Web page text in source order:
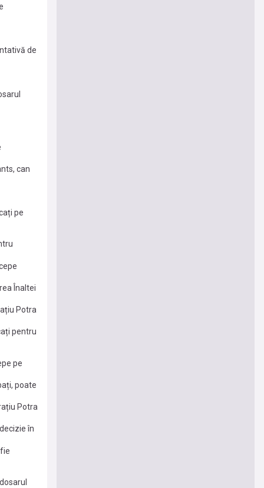
de
can
pe
a
Înaltei
Potra
pentru
pe
poate
Potra
în